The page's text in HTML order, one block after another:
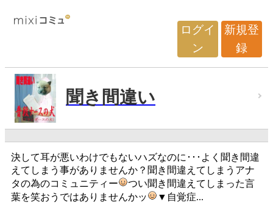
ログイ
ン
新規登
録
聞き間違い
決して耳が悪いわけでもないハズなのに･･･よく聞き間違
えてしまう事がありませんか？聞き間違えてしまうアナ
タの為のコミュニティー
つい聞き間違えてしまった言
葉を笑おうではありませんかッ
▼自覚症...